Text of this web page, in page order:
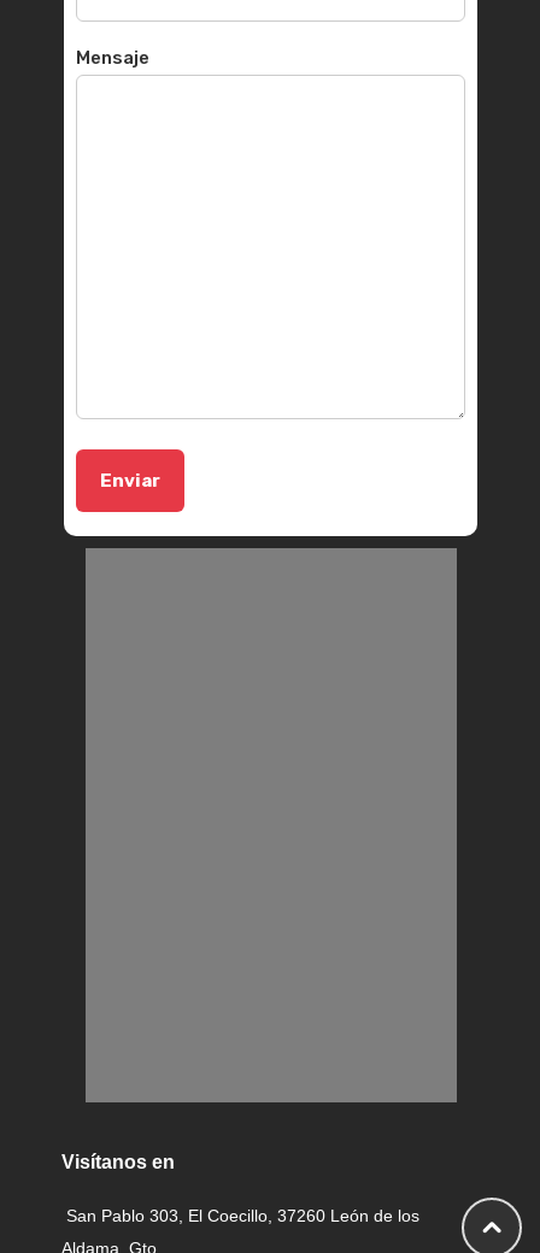
Mensaje
Visítanos en
San Pablo 303, El Coecillo, 37260 León de los
Aldama, Gto.